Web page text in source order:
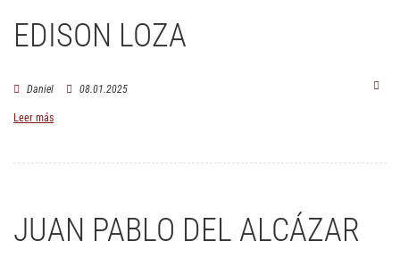
EDISON LOZA
Daniel 08.01.2025
Leer más
JUAN PABLO DEL ALCÁZAR